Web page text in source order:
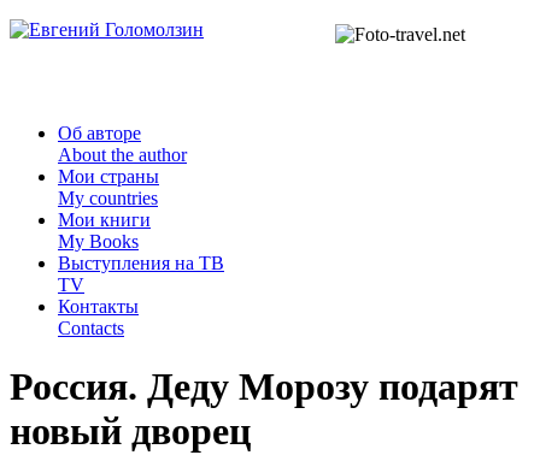
Об авторе
About the author
Мои страны
My countries
Мои книги
My Books
Выступления на ТВ
TV
Контакты
Contacts
Россия. Деду Морозу подарят
новый дворец